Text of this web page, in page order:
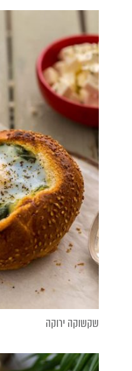
שקשוקה ירוקה